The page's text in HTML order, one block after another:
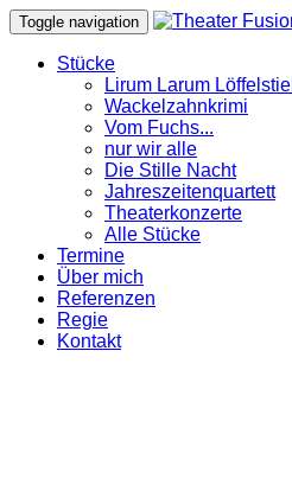
Toggle navigation
Stücke
Lirum Larum Löffelstiel
Wackelzahnkrimi
Vom Fuchs...
nur wir alle
Die Stille Nacht
Jahreszeitenquartett
Theaterkonzerte
Alle Stücke
Termine
Über mich
Referenzen
Regie
Kontakt